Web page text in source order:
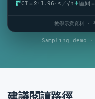
CI＝x̄±1.96·s／√n 區間
教學示意資料 ·
Sampling
建議閱讀路徑